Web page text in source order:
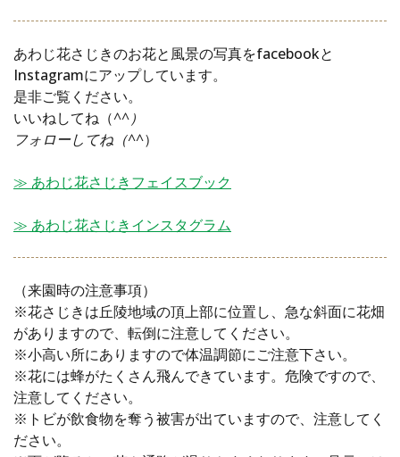
あわじ花さじきのお花と風景の写真をfacebookと
Instagramにアップしています。
是非ご覧ください。
いいねしてね（^^）
フォローしてね（^^）
≫ あわじ花さじきフェイスブック
≫ あわじ花さじきインスタグラム
（来園時の注意事項）
※花さじきは丘陵地域の頂上部に位置し、急な斜面に花畑
がありますので、転倒に注意してください。
※小高い所にありますので体温調節にご注意下さい。
※花には蜂がたくさん飛んできています。危険ですので、
注意してください。
※トビが飲食物を奪う被害が出ていますので、注意してく
ださい。